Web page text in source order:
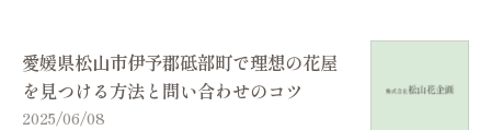
愛媛県松山市伊予郡砥部町で理想の花屋
を見つける方法と問い合わせのコツ
2025/06/08